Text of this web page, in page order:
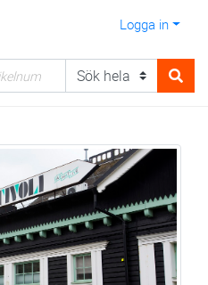
Logga in